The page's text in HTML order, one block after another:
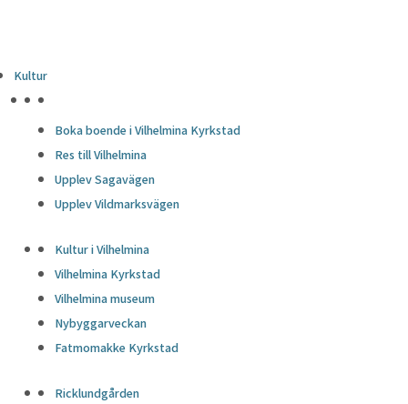
Kultur
Boka boende i Vilhelmina Kyrkstad
Res till Vilhelmina
Upplev Sagavägen
Upplev Vildmarksvägen
Kultur i Vilhelmina
Vilhelmina Kyrkstad
Vilhelmina museum
Nybyggarveckan
Fatmomakke Kyrkstad
Ricklundgården